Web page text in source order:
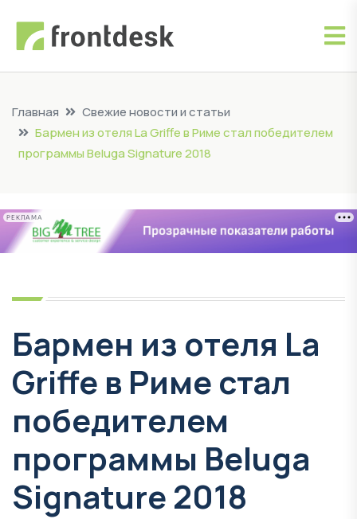
Главная
Свежие новости и статьи
Бармен из отеля La Griffe в Риме стал победителем
программы Beluga Signature 2018
РЕКЛАМА
Бармен из отеля La
Griffe в Риме стал
победителем
программы Beluga
Signature 2018